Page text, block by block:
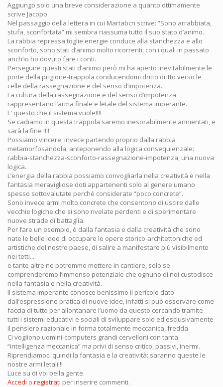
Aggiungo solo una breve considerazione a quanto ottimamente
scrive Jacopo.
Nel passaggio della lettera in cui Martabcn scrive: “Sono arrabbiata,
stufa, sconfortata” mi sembra riassuma tutto il suo stato d’animo.
La rabbia repressa toglie energie conduce alla stanchezza e allo
sconforto, sono stati d’animo molto ricorrenti, con i quali in passato
anch’io ho dovuto fare i conti.
Perseguire questi stati d’animo però mi ha aperto inevitabilmente le
porte della prigione-trappola conducendomi dritto dritto verso le
celle della rassegnazione e del senso d’impotenza.
La cultura della rassegnazione e del senso d’impotenza
rappresentano l’arma finale e letale del sistema imperante.
E’ questo che il sistema vuole!!!!
Se cadiamo in questa trappola saremo inesorabilmente annientati, e
sarà la fine !!!!
Possiamo vincere, invece partendo proprio dalla rabbia
metamorfosandola, anteponendo alla logica consequienzale:
rabbia-stanchezza-sconforto-rassegnazione-impotenza, una nuova
logica.
L’energia della rabbia possiamo convogliarla nella creatività e nella
fantasia meravigliose doti appartenenti solo al genere umano
spesso sottovalutate perché considerate “poco concrete”.
Sono invece armi molto concrete che consentono di uscire dalle
vecchie logiche che si sono rivelate perdenti e di sperimentare
nuove strade di battaglia.
Per fare un esempio, è dalla fantasia e dalla creatività che sono
nate le belle idee di occupare le opere storico-architettoniche ed
artistiche del nostro paese, di salire a manifestare più visibilmente
nei tetti....
e tante altre ne potremmo mettere in cantiere, solo se
comprenderemo l’immenso potenziale che ognuno di noi custodisce
nella fantasia e nella creatività.
Il sistema imperante conosce benissimo il pericolo dato
dall’espressione pratica di nuove idee, infatti si può osservare come
faccia di tutto per allontanare l’uomo da questo cercando tramite
tutti i sistemi educativi e sociali di sviluppare solo ed esclusivamente
il pensiero razionale in forma totalmente meccanica, fredda.
Ci vogliono uomini-computers grandi cervelloni con tanta
“intelligenza meccanica” ma privi di senso critico, passivi, inermi.
Riprendiamoci quindi la fantasia e la creatività: saranno queste le
nostre armi letali !!
Luce su di voi bella gente.
Accedi o registrati per inserire commenti.